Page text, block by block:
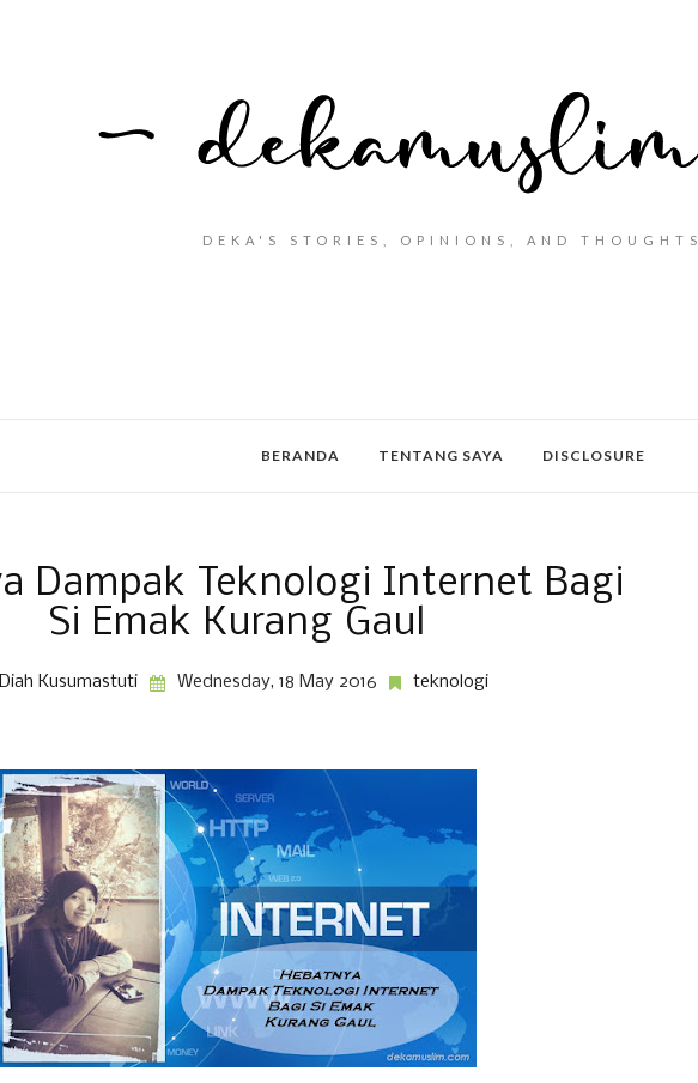
DEKA'S STORIES, OPINIONS, AND THOUGHTS
BERANDA TENTANG SAYA DISCLOSURE
Dampak Teknologi Internet Bagi
Si Emak Kurang Gaul
Diah Kusumastuti Wednesday, 18 May 2016 teknologi